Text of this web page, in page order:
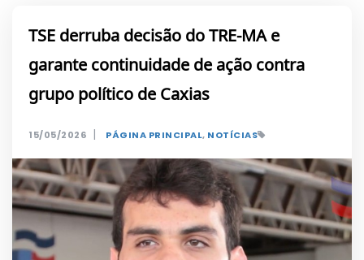
TSE derruba decisão do TRE-MA e
garante continuidade de ação contra
grupo político de Caxias
15/05/2026 | PÁGINA PRINCIPAL, NOTÍCIAS